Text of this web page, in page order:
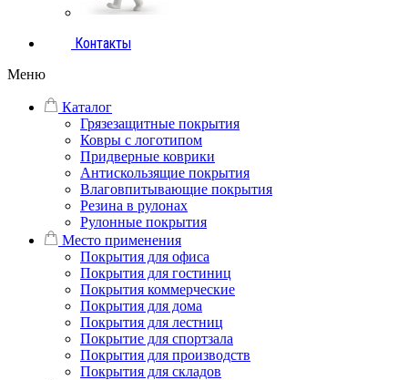
Контакты
Меню
Каталог
Грязезащитные покрытия
Ковры с логотипом
Придверные коврики
Антискользящие покрытия
Влаговпитывающие покрытия
Резина в рулонах
Рулонные покрытия
Место применения
Покрытия для офиса
Покрытия для гостиниц
Покрытия коммерческие
Покрытия для дома
Покрытия для лестниц
Покрытие для спортзала
Покрытия для производств
Покрытия для складов